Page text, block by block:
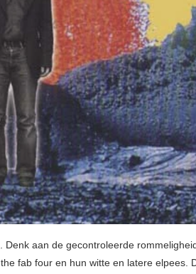
. Denk aan de gecontroleerde
the fab four en hun witte en latere elpees.